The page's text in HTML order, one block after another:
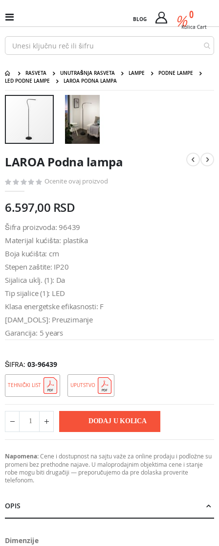
na
sadržaj
Uključi
/
isključi
Nav
BLOG %
Cart 0
Kolica Cart
RASVETA UNUTRAŠNJA RASVETA LAMPE
PODNE LAMPE
LED PODNE LAMPE
LAROA PODNA LAMPA
LAROA Podna lampa
početak
galerije
LAROA Podna lampa
Ocenite ovaj proizvod
6.597,00 RSD
Šifra proizvoda: 96439
Materijal kućišta: plastika
Boja kućišta: crn
Stepen zaštite: IP20
Sijalica uklj. (1): Da
Tip sijalice (1): LED
Klasa energetske efikasnosti: F
[DAM_DOLS]: Preuzimanje
Garancija: 5 years
ŠIFRA 03-96439
TEHNIČKI LIST UPUTSTVO
DODAJ U KOLICA
Napomena:Cene i dostupnost na sajtu važe za online prodaju i podložne su
promeni bez prethodne najave. U maloprodajnim objektima cene i stanje
robe mogu biti drugačiji — preporučujemo da pre dolaska proverite
telefonom.
OPIS
Dimenzije